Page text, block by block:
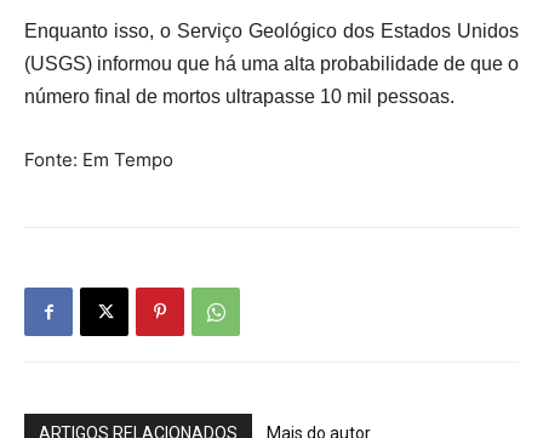
Enquanto isso, o Serviço Geológico dos Estados Unidos
(USGS) informou que há uma alta probabilidade de que o
número final de mortos ultrapasse 10 mil pessoas.
Fonte: Em Tempo
ARTIGOS RELACIONADOS Mais do autor